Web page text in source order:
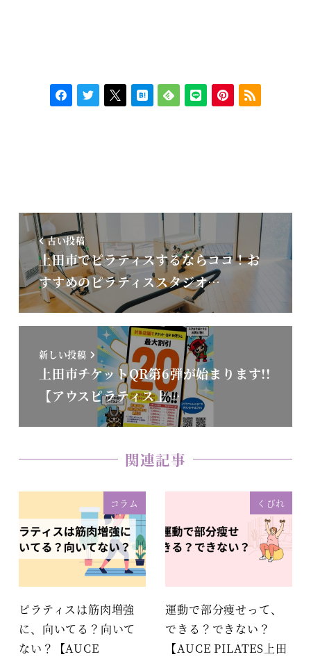
古い投稿
上田市でピラティスするならココ！お
すすめのピラティススタジオ…
新しい投稿
上田市チケットQR第6弾が始まります!!
【アウスピラティス上…
関連記事
コラム
ピラティスは筋肉増強
に、向いてる？向いて
ない？【AUCE
くびれ
運動で部分痩せって、
できる？できない？
【AUCE PILATES上田